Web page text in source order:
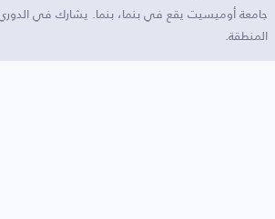
جامعة أوميسيت يقع في بنما، بنما. يشارك في
المنطقة.